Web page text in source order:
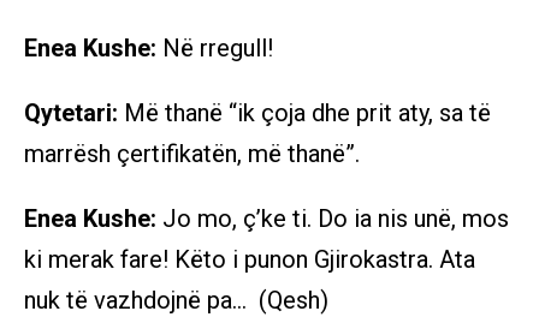
Enea Kushe: Në rregull!
Qytetari: Më thanë “ik çoja dhe prit aty, sa të
marrësh çertifikatën, më thanë”.
Enea Kushe: Jo mo, ç’ke ti. Do ia nis unë, mos
ki merak fare! Këto i punon Gjirokastra. Ata
nuk të vazhdojnë pa… (Qesh)